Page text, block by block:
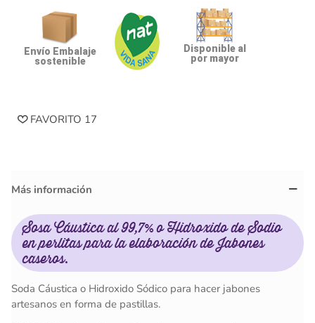
Envío Embalaje
sostenible
Disponible al
por mayor
FAVORITO 17
Más información
Sosa Cáustica al 99,7% o Hidroxido de Sodio
en perlitas para la elaboración de Jabones
caseros.
Soda Cáustica o Hidroxido Sódico para hacer jabones
artesanos en forma de pastillas.